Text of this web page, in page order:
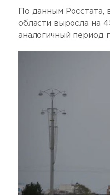
По данным
области выросла на
аналогичный период